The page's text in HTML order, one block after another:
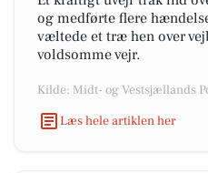
og medførte flere
væltede et træ hen over
voldsomme vejr.
Kilde: Midt- og Vestsjællands
Læs hele artiklen her